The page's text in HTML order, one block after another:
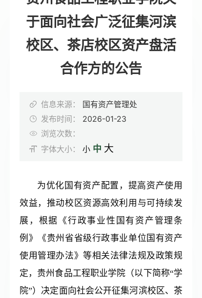
学院动态
招标采购
于面向社会广泛征集河滨
校区、茶店校区资产盘活
合作方的公告
信息来源：
国有资产管理处
发布时间：
2026-01-23
浏览次数：
字体大小：
小 中 大
为优化国有资产配置，提高资产使用
效益，推动校区资源高效利用与可持续发
展，根据《行政事业性国有资产管理条
例》《贵州省省级行政事业单位国有资产
使用管理办法》等相关法律法规及政策规
定，贵州食品工程职业学院（以下简称“学
院”）决定面向社会公开征集河滨校区、茶